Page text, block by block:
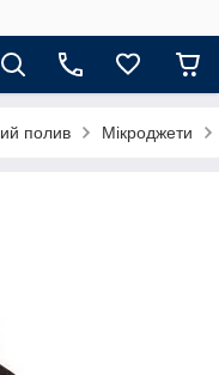
полив Мікроджети